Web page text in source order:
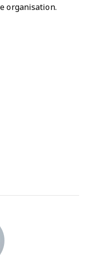
organisation.